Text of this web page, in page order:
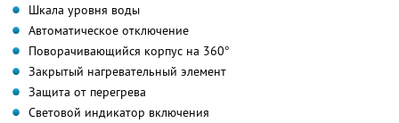
Шкала уровня воды
Автоматическое отключение
Поворачивающийся корпус на 360°
Закрытый нагревательный элемент
Защита от перегрева
Световой индикатор включения